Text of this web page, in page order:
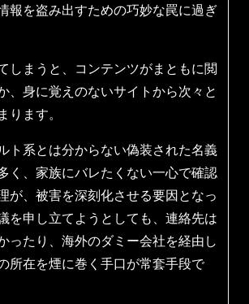
報を盗み出すための巧妙な罠に過ぎ
しまうと、コンテンツがまともに閲
、身に覚えのないサイトから次々と
ります。
ト系とは分からない偽装された名義
く、家族にバレたくない一心で確認
が、被害を深刻化させる要因となっ
を申し立てようとしても、連絡先は
ったり、海外のダミー会社を経由し
所在を煙に巻く手口が常套手段で